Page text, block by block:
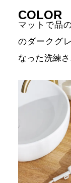
COLOR
マットで品
のダークグレ
なった洗練